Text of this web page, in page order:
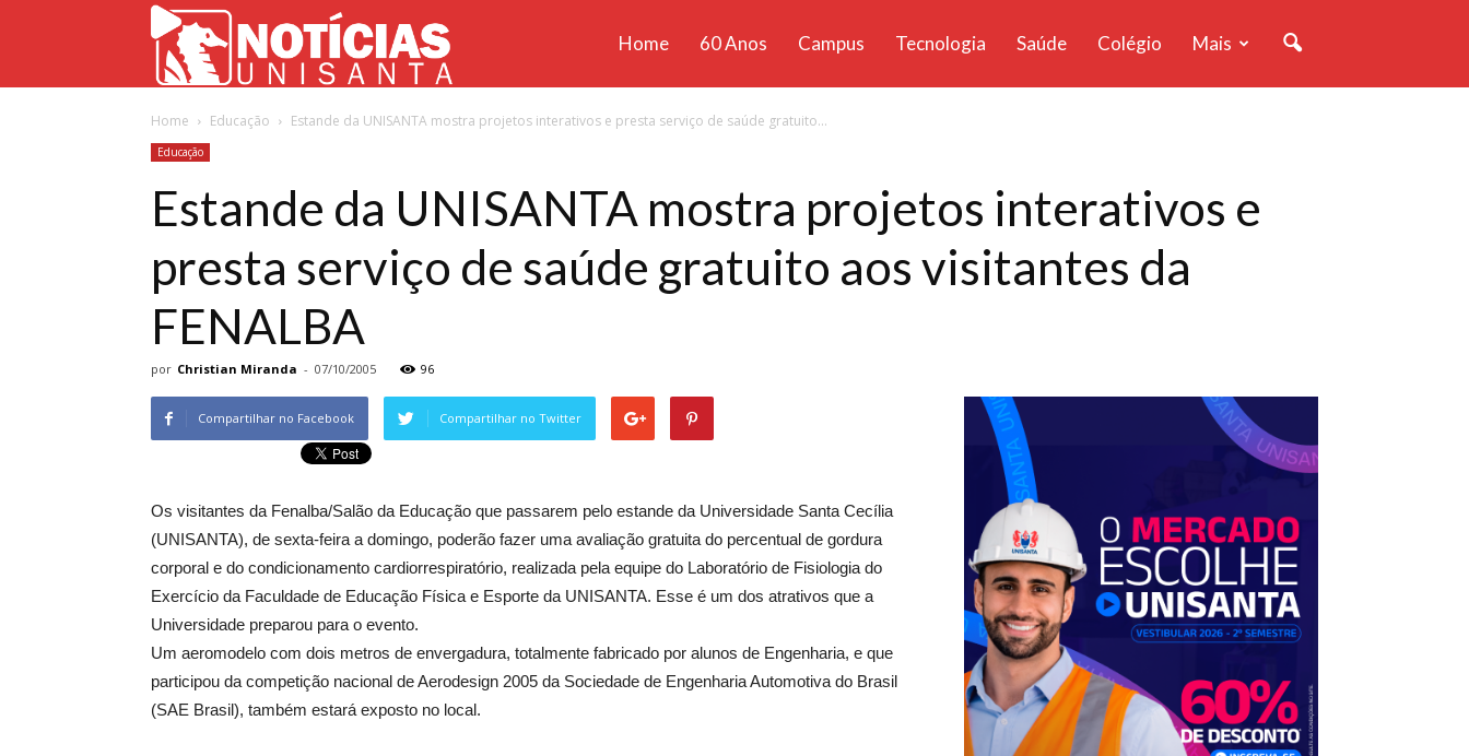
Unisanta
Home 60 Anos Campus Tecnologia Saúde Colégio Mais
Home Educação Estande da UNISANTA mostra projetos interativos e presta serviço de saúde gratuito...
Educação
Estande da UNISANTA mostra projetos interativos e
presta serviço de saúde gratuito aos visitantes da
FENALBA
por Christian Miranda - 07/10/2005 96
Compartilhar no Facebook Compartilhar no Twitter
Os visitantes da Fenalba/Salão da Educação que passarem pelo estande da Universidade Santa Cecília
(UNISANTA), de sexta-feira a domingo, poderão fazer uma avaliação gratuita do percentual de gordura
corporal e do condicionamento cardiorrespiratório, realizada pela equipe do Laboratório de Fisiologia do
Exercício da Faculdade de Educação Física e Esporte da UNISANTA. Esse é um dos atrativos que a
Universidade preparou para o evento.
Um aeromodelo com dois metros de envergadura, totalmente fabricado por alunos de Engenharia, e que
participou da competição nacional de Aerodesign 2005 da Sociedade de Engenharia Automotiva do Brasil
(SAE Brasil), também estará exposto no local.